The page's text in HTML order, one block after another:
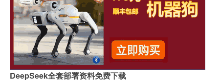
DeepSeek全套部署资料免费下载